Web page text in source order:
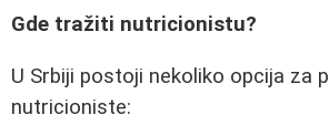
Gde tražiti nutricionistu?
U Srbiji postoji nekoliko opcija za
nutricioniste: